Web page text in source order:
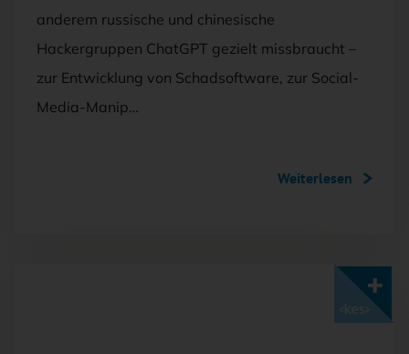
anderem russische und chinesische
Hackergruppen ChatGPT gezielt missbraucht –
zur Entwicklung von Schadsoftware, zur Social-
Media-Manip…
Weiterlesen